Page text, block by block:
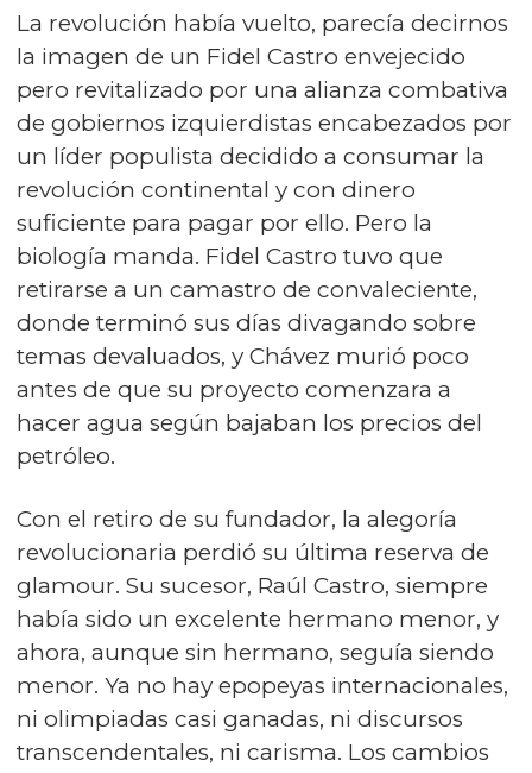
La revolución había vuelto, parecía decirnos
la imagen de un Fidel Castro envejecido
pero revitalizado por una alianza combativa
de gobiernos izquierdistas encabezados por
un líder populista decidido a consumar la
revolución continental y con dinero
suficiente para pagar por ello. Pero la
biología manda. Fidel Castro tuvo que
retirarse a un camastro de convaleciente,
donde terminó sus días divagando sobre
temas devaluados, y Chávez murió poco
antes de que su proyecto comenzara a
hacer agua según bajaban los precios del
petróleo.
Con el retiro de su fundador, la alegoría
revolucionaria perdió su última reserva de
glamour. Su sucesor, Raúl Castro, siempre
había sido un excelente hermano menor, y
ahora, aunque sin hermano, seguía siendo
menor. Ya no hay epopeyas internacionales,
ni olimpiadas casi ganadas, ni discursos
transcendentales, ni carisma. Los cambios